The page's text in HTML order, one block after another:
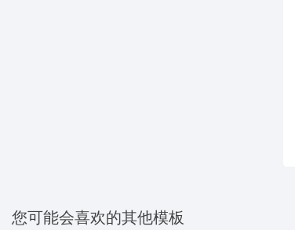
您可能会喜欢的其他模板